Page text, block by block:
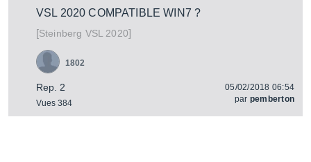
VSL 2020 COMPATIBLE WIN7 ?
[Steinberg VSL 2020]
Rep. 2
Vues 384
1802
05/02/2018 06:54
par pemberton